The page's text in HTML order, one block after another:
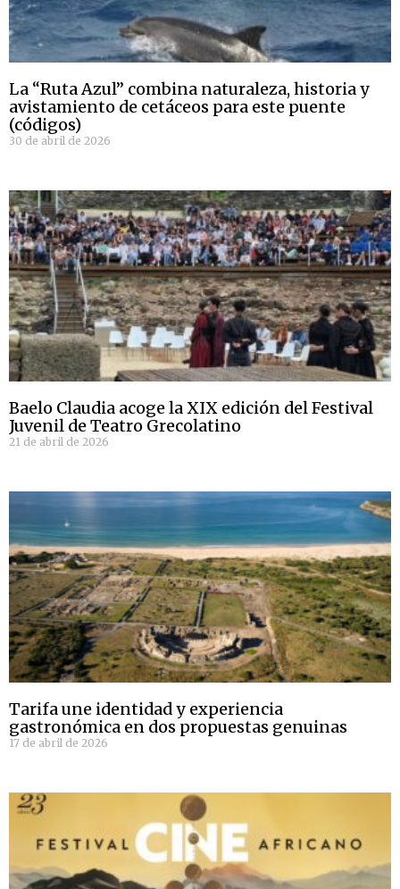
La “Ruta Azul” combina naturaleza, historia y
avistamiento de cetáceos para este puente
(códigos)
30 de abril de 2026
Baelo Claudia acoge la XIX edición del Festival
Juvenil de Teatro Grecolatino
21 de abril de 2026
Tarifa une identidad y experiencia
gastronómica en dos propuestas genuinas
17 de abril de 2026